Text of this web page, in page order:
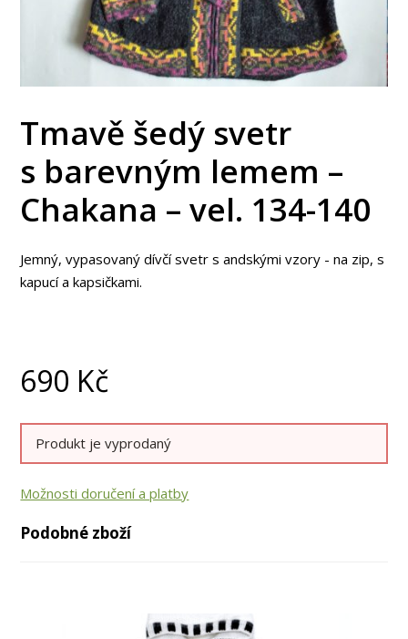
Tmavě šedý svetr
s barevným lemem –
Chakana – vel. 134-140
Jemný, vypasovaný dívčí svetr s andskými vzory - na zip, s
kapucí a kapsičkami.
690 Kč
Produkt je vyprodaný
Možnosti doručení a platby
Podobné zboží